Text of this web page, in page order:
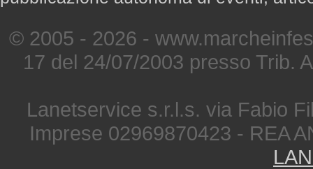
© 2005 - 2026 -
17 del 24/07/2003 presso Trib.
Lanetservice s.r.l.s. via Fabio
Imprese 02969870423 - REA